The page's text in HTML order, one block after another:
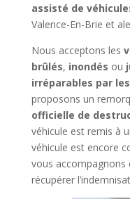
assisté de
Valence-En-Brie et
Nous acceptons les
brûlés, inondés ou
irréparables par
proposons un
officielle de
véhicule est remis à
véhicule est encore
vous accompagnons
récupérer